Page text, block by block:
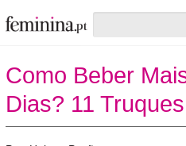
Como Beber
Dias? 11 Truques